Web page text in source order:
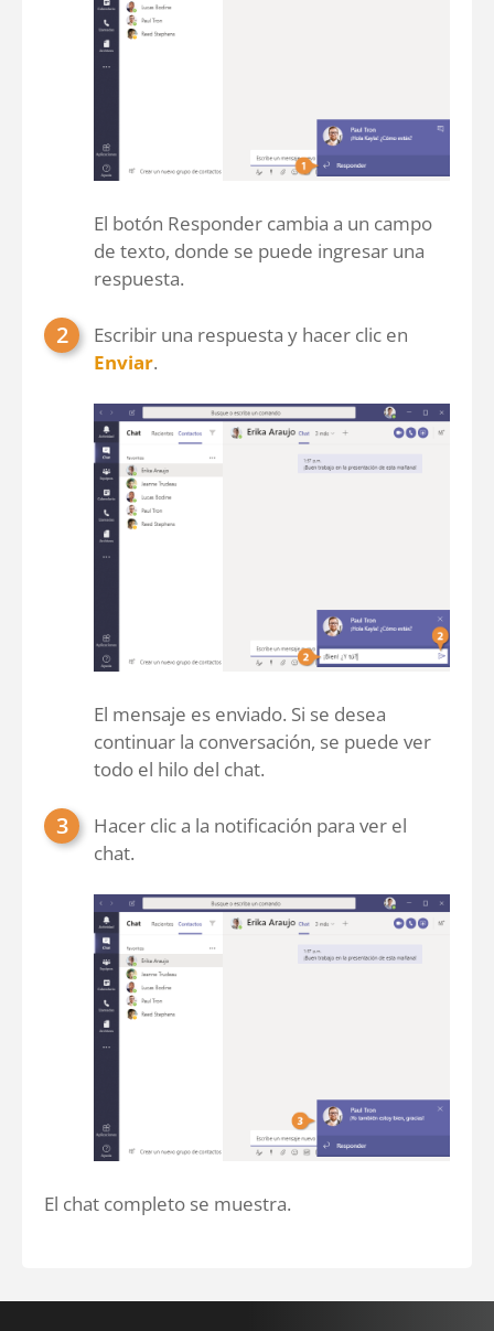
El botón Responder cambia a un campo
de texto, donde se puede ingresar una
respuesta.
Escribir una respuesta y hacer clic en
Enviar.
El mensaje es enviado. Si se desea
continuar la conversación, se puede ver
todo el hilo del chat.
Hacer clic a la notificación para ver el
chat.
El chat completo se muestra.